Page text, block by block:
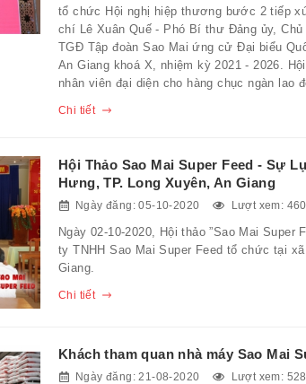
tổ chức Hội nghị hiệp thương bước 2 tiếp
chí Lê Xuân Quế - Phó Bí thư Đảng ủy,
TGĐ Tập đoàn Sao Mai ứng cử Đại biểu
An Giang khoá X, nhiệm kỳ 2021 - 2026.
nhân viên đại diện cho hàng chục ngàn lao
Chi tiết
Hội Thảo Sao Mai Super Feed - Sự
Hưng, TP. Long Xuyên, An Giang
Ngày đăng: 05-10-2020 Lượt xem:
Ngày 02-10-2020, Hội thảo ”Sao Mai Super
ty TNHH Sao Mai Super Feed tổ chức tại
Giang.
Chi tiết
Khách tham quan nhà máy Sao Mai
Ngày đăng: 21-08-2020 Lượt xem: